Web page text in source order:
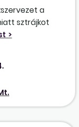
a
sztrájkot
azt a
beteg
neki kiadni,
baleset, ha